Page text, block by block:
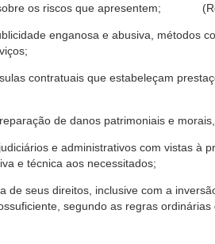
sobre os riscos que apresentem;
enganosa e abusiva, métodos
contratuais que estabeleçam
de danos patrimoniais e
e administrativos com vistas à
e técnica aos necessitados;
de seus direitos, inclusive com a
segundo as regras ordinárias